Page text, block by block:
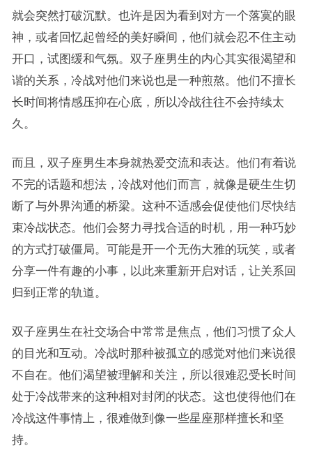
就会突然打破沉默。也许是因为看到对方一个落寞的眼
神，或者回忆起曾经的美好瞬间，他们就会忍不住主动
开口，试图缓和气氛。双子座男生的内心其实很渴望和
谐的关系，冷战对他们来说也是一种煎熬。他们不擅长
长时间将情感压抑在心底，所以冷战往往不会持续太
久。
而且，双子座男生本身就热爱交流和表达。他们有着说
不完的话题和想法，冷战对他们而言，就像是硬生生切
断了与外界沟通的桥梁。这种不适感会促使他们尽快结
束冷战状态。他们会努力寻找合适的时机，用一种巧妙
的方式打破僵局。可能是开一个无伤大雅的玩笑，或者
分享一件有趣的小事，以此来重新开启对话，让关系回
归到正常的轨道。
双子座男生在社交场合中常常是焦点，他们习惯了众人
的目光和互动。冷战时那种被孤立的感觉对他们来说很
不自在。他们渴望被理解和关注，所以很难忍受长时间
处于冷战带来的这种相对封闭的状态。这也使得他们在
冷战这件事情上，很难做到像一些星座那样擅长和坚
持。